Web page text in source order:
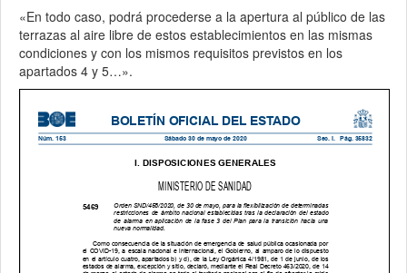
«En todo caso, podrá procederse a la apertura al público de las
terrazas al aire libre de estos establecimientos en las mismas
condiciones y con los mismos requisitos previstos en los
apartados 4 y 5…».